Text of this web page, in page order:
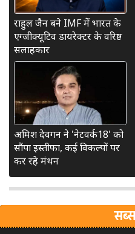
राहुल जैन बने IMF में भारत के
एग्जीक्यूटिव डायरेक्टर के वरिष्ठ
सलाहकार
अमिश देवगन ने 'नेटवर्क18' को
सौंपा इस्तीफा, कई विकल्पों पर
कर रहे मंथन